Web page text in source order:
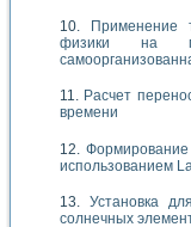
Применение
физики на
Расчет
времени
использованием
Установка
солнечных